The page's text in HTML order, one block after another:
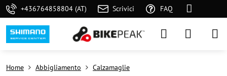
+436764858804 (AT) Scrivici FAQ
Home Abbigliamento Calzamaglie